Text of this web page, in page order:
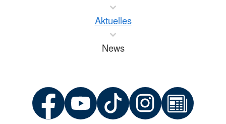
Aktuelles
News